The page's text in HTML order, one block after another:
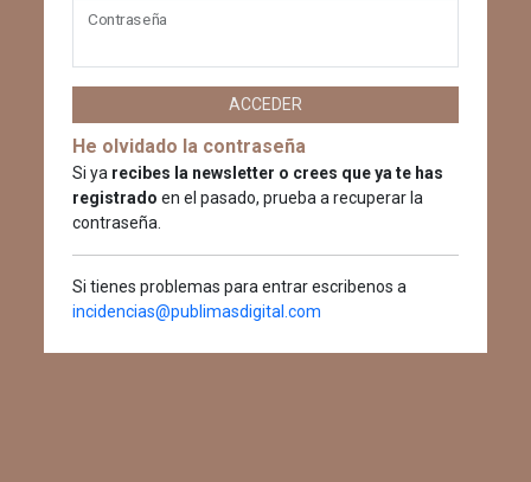
Contraseña
ACCEDER
He olvidado la contraseña
Si ya recibes la newsletter o crees que ya te has
registrado en el pasado, prueba a recuperar la
contraseña.
Si tienes problemas para entrar escribenos a
incidencias@publimasdigital.com